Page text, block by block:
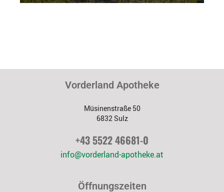
Vorderland Apotheke
Müsinenstraße 50
6832 Sulz
+43 5522 46681-0
info@vorderland-apotheke.at
Öffnungszeiten